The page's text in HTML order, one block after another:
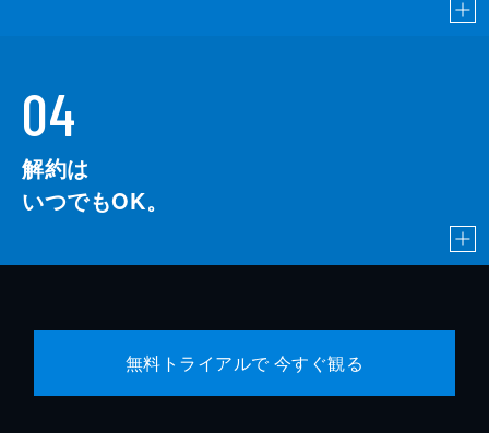
04
解約は
いつでもOK。
無料トライアルで 今すぐ観る